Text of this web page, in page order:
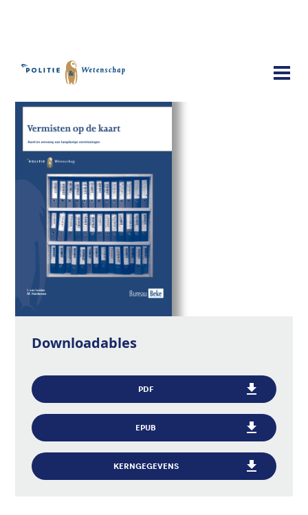
Publicaties Vermisten op de kaart
Downloadables
PDF
EPUB
KERNGEGEVENS